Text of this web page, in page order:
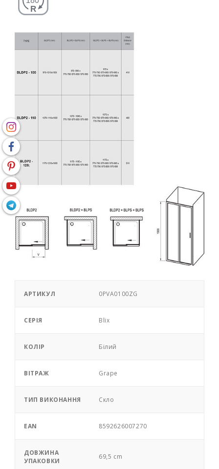
АРТИКУЛ 0PVA0100ZG
СЕРІЯ Blix
КОЛІР Білий
ВІТРАЖ Grape
ТИП ВИКОНАННЯ Скло
EAN 8592626007270
ДОВЖИНА
УПАКОВКИ
69,5 cm